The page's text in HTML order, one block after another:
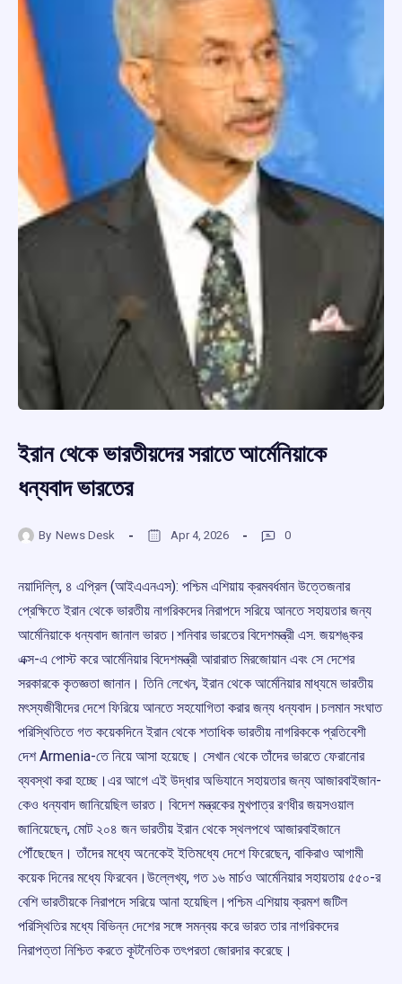
ইরান থেকে ভারতীয়দের সরাতে আর্মেনিয়াকে
ধন্যবাদ ভারতের
By News Desk Apr 4, 2026 0
নয়াদিল্লি, ৪ এপ্রিল (আইএএনএস): পশ্চিম এশিয়ায় ক্রমবর্ধমান উত্তেজনার
প্রেক্ষিতে ইরান থেকে ভারতীয় নাগরিকদের নিরাপদে সরিয়ে আনতে সহায়তার জন্য
আর্মেনিয়াকে ধন্যবাদ জানাল ভারত।শনিবার ভারতের বিদেশমন্ত্রী এস. জয়শঙ্কর
এক্স-এ পোস্ট করে আর্মেনিয়ার বিদেশমন্ত্রী আরারাত মিরজোয়ান এবং সে দেশের
সরকারকে কৃতজ্ঞতা জানান। তিনি লেখেন, ইরান থেকে আর্মেনিয়ার মাধ্যমে ভারতীয়
মৎস্যজীবীদের দেশে ফিরিয়ে আনতে সহযোগিতা করার জন্য ধন্যবাদ।চলমান সংঘাত
পরিস্থিতিতে গত কয়েকদিনে ইরান থেকে শতাধিক ভারতীয় নাগরিককে প্রতিবেশী
দেশ Armenia-তে নিয়ে আসা হয়েছে। সেখান থেকে তাঁদের ভারতে ফেরানোর
ব্যবস্থা করা হচ্ছে।এর আগে এই উদ্ধার অভিযানে সহায়তার জন্য আজারবাইজান-
কেও ধন্যবাদ জানিয়েছিল ভারত। বিদেশ মন্ত্রকের মুখপাত্র রণধীর জয়সওয়াল
জানিয়েছেন, মোট ২০৪ জন ভারতীয় ইরান থেকে স্থলপথে আজারবাইজানে
পৌঁছেছেন। তাঁদের মধ্যে অনেকেই ইতিমধ্যে দেশে ফিরেছেন, বাকিরাও আগামী
কয়েক দিনের মধ্যে ফিরবেন।উল্লেখ্য, গত ১৬ মার্চও আর্মেনিয়ার সহায়তায় ৫৫০-র
বেশি ভারতীয়কে নিরাপদে সরিয়ে আনা হয়েছিল।পশ্চিম এশিয়ায় ক্রমশ জটিল
পরিস্থিতির মধ্যে বিভিন্ন দেশের সঙ্গে সমন্বয় করে ভারত তার নাগরিকদের
নিরাপত্তা নিশ্চিত করতে কূটনৈতিক তৎপরতা জোরদার করেছে।